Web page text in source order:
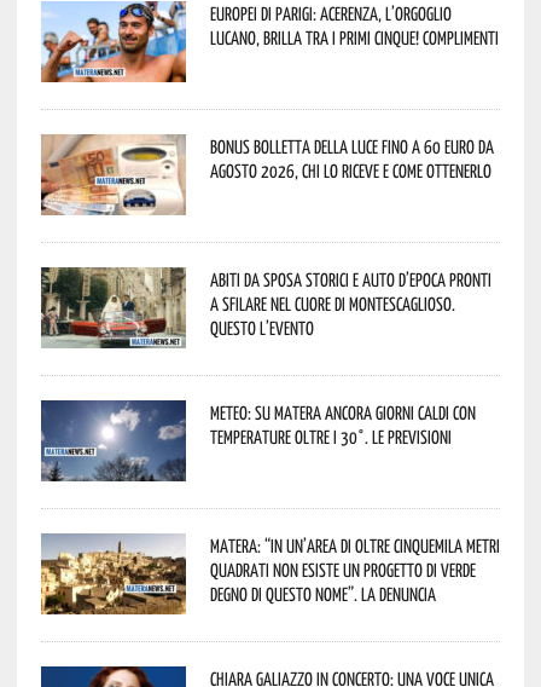
Europei di Parigi: Acerenza, l’orgoglio
lucano, brilla tra i primi cinque! Complimenti
Bonus bolletta della luce fino a 60 euro da
agosto 2026, chi lo riceve e come ottenerlo
Abiti da sposa storici e auto d’epoca pronti
a sfilare nel cuore di Montescaglioso.
Questo l’evento
Meteo: su Matera ancora giorni caldi con
temperature oltre i 30°. Le previsioni
Matera: “In un’area di oltre cinquemila metri
quadrati non esiste un progetto di verde
degno di questo nome”. La denuncia
Chiara Galiazzo in concerto: una voce unica